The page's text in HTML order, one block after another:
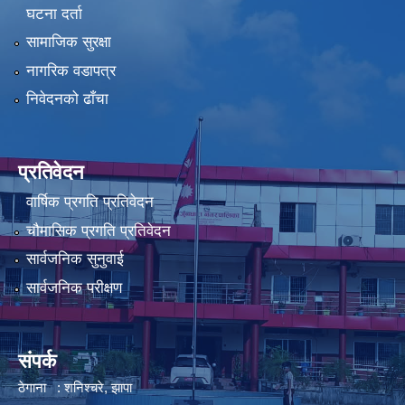
घटना दर्ता
सामाजिक सुरक्षा
नागरिक वडापत्र
निवेदनको ढाँचा
प्रतिवेदन
वार्षिक प्रगति प्रतिवेदन
चौमासिक प्रगति प्रतिवेदन
सार्वजनिक सुनुवाई
सार्वजनिक परीक्षण
संपर्क
ठेगाना : शनिश्चरे, झापा